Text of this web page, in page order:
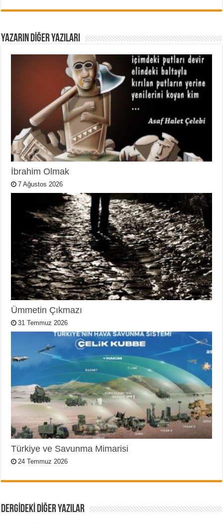
YAZARIN DIĞER YAZILARI
İbrahim Olmak
7 Ağustos 2026
Ümmetin Çıkmazı
31 Temmuz 2026
Türkiye ve Savunma Mimarisi
24 Temmuz 2026
DERGİDEKİ DİĞER YAZILAR